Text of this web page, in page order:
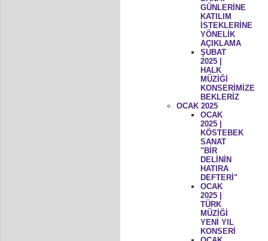
GÜNLERİNE
KATILIM
İSTEKLERİNE
YÖNELİK
AÇIKLAMA
ŞUBAT
2025 |
HALK
MÜZİĞİ
KONSERİMİZE
BEKLERİZ
OCAK 2025
OCAK
2025 |
KÖSTEBEK
SANAT
"BİR
DELİNİN
HATIRA
DEFTERİ"
OCAK
2025 |
TÜRK
MÜZİĞİ
YENİ YIL
KONSERİ